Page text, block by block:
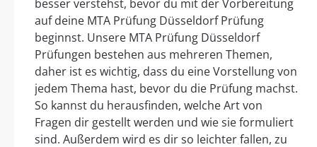
besser verstehst, bevor du mit der Vorbereitung
auf deine MTA Prüfung Düsseldorf Prüfung
beginnst. Unsere MTA Prüfung Düsseldorf
Prüfungen bestehen aus mehreren Themen,
daher ist es wichtig, dass du eine Vorstellung von
jedem Thema hast, bevor du die Prüfung machst.
So kannst du herausfinden, welche Art von
Fragen dir gestellt werden und wie sie formuliert
sind. Außerdem wird es dir so leichter fallen, zu